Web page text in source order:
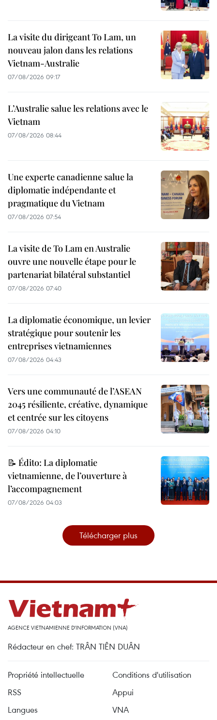
La visite du dirigeant To Lam, un
nouveau jalon dans les relations
Vietnam-Australie
07/08/2026 09:17
L’Australie salue les relations avec le
Vietnam
07/08/2026 08:44
Une experte canadienne salue la
diplomatie indépendante et
pragmatique du Vietnam
07/08/2026 07:54
La visite de To Lam en Australie
ouvre une nouvelle étape pour le
partenariat bilatéral substantiel
07/08/2026 07:40
La diplomatie économique, un levier
stratégique pour soutenir les
entreprises vietnamiennes
07/08/2026 04:43
Vers une communauté de l’ASEAN
2045 résiliente, créative, dynamique
et centrée sur les citoyens
07/08/2026 04:10
📝 Édito: La diplomatie
vietnamienne, de l’ouverture à
l’accompagnement
07/08/2026 04:03
Télécharger plus
AGENCE VIETNAMIENNE D'INFORMATION (VNA)
Rédacteur en chef: TRÂN TIÊN DUÂN
Propriété intellectuelle
Conditions d'utilisation
RSS
Appui
Langues
VNA